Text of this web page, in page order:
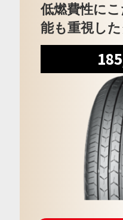
低燃費性に
能も重視し